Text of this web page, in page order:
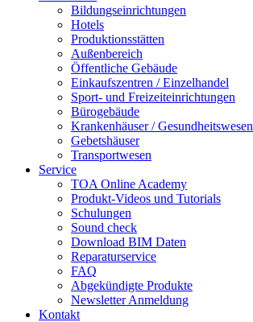
Bildungseinrichtungen
Hotels
Produktionsstätten
Außenbereich
Öffentliche Gebäude
Einkaufszentren / Einzelhandel
Sport- und Freizeiteinrichtungen
Bürogebäude
Krankenhäuser / Gesundheitswesen
Gebetshäuser
Transportwesen
Service
TOA Online Academy
Produkt-Videos und Tutorials
Schulungen
Sound check
Download BIM Daten
Reparaturservice
FAQ
Abgekündigte Produkte
Newsletter Anmeldung
Kontakt